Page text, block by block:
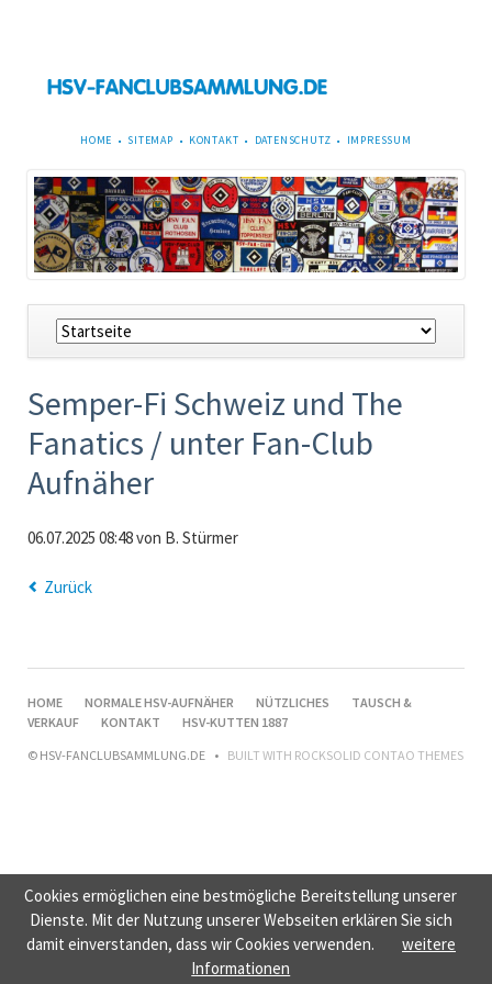
NAVIGATION
HOME SITEMAP KONTAKT DATENSCHUTZ IMPRESSUM
Navigation
überspringen
Semper-Fi Schweiz und The
Fanatics / unter Fan-Club
Aufnäher
06.07.2025 08:48von B. Stürmer
Zurück
NAVIGATION
ÜBERSPRINGEN
HOME NORMALE HSV-AUFNÄHER NÜTZLICHES
TAUSCH &
VERKAUF
KONTAKT
HSV-KUTTEN 1887
© HSV-FANCLUBSAMMLUNG.DE
BUILT WITH ROCKSOLID CONTAO THEMES
Cookies ermöglichen eine bestmögliche Bereitstellung unserer
Dienste. Mit der Nutzung unserer Webseiten erklären Sie sich
damit einverstanden, dass wir Cookies verwenden.
weitere
Informationen